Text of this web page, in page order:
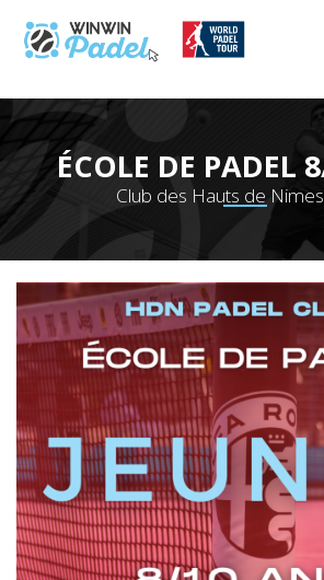
ÉCOLE DE PADEL
Club des Hauts de